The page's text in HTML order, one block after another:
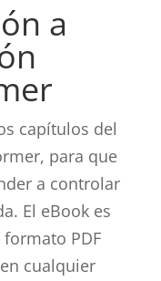
a
capítulos del
para que
a controlar
El eBook es
PDF
cualquier